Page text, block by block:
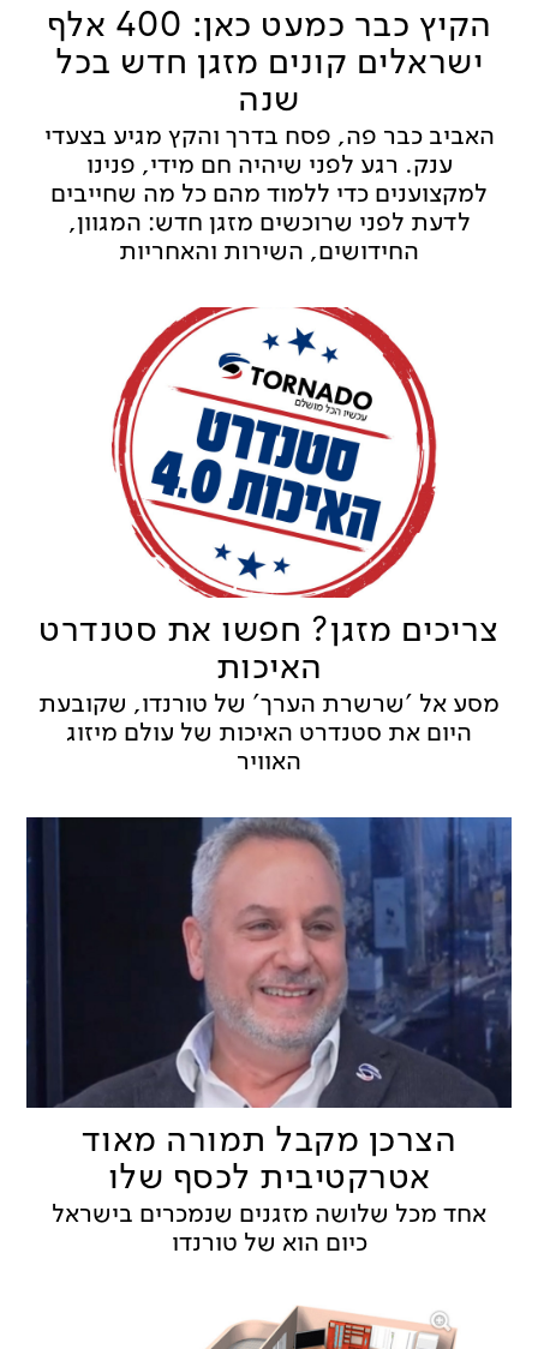
הקיץ כבר כמעט כאן: 400 אלף
ישראלים קונים מזגן חדש בכל
שנה
האביב כבר פה, פסח בדרך והקץ מגיע בצעדי
ענק. רגע לפני שיהיה חם מידי, פנינו
למקצוענים כדי ללמוד מהם כל מה שחייבים
לדעת לפני שרוכשים מזגן חדש: המגוון,
החידושים, השירות והאחריות
צריכים מזגן? חפשו את סטנדרט
האיכות
מסע אל 'שרשרת הערך' של טורנדו, שקובעת
היום את סטנדרט האיכות של עולם מיזוג
האוויר
הצרכן מקבל תמורה מאוד
אטרקטיבית לכסף שלו
אחד מכל שלושה מזגנים שנמכרים בישראל
כיום הוא של טורנדו